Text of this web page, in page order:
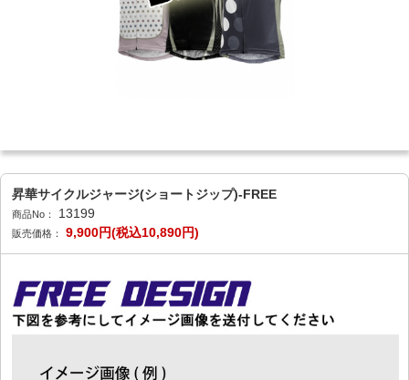
昇華サイクルジャージ(ショートジップ)-FREE
商品No： 13199
販売価格： 9,900円(税込10,890円)